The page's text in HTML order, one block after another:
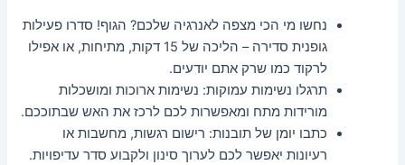
נחשו מי הכי מצפה לאנרגיה שלכם? הגוף! סדרו פעילות
גופנית סדירה – הליכה של 15 דקות, מתיחות, או אפילו
לרקוד כמו שרק אתם יודעים.
תרגלו נשימות עמוקות: נשימות ארוכות ומושכלות
מורידות מתח ומאפשרות לכם לרכז את האש שבתוככם.
כתבו יומן של תובנות: רישום רגשות, מחשבות או
רעיונות יאפשר לכם לערוך סינון ולקבוע סדר עדיפויות.